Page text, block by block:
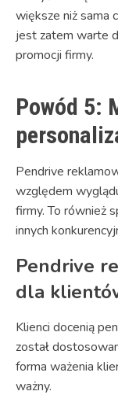
większe niż sama
jest zatem warte
promocji firmy.
Powód 5:
Pendrive
względem
firmy. To również
innych
Pendrive
dla
Klienci docenią
został
forma ważenia
ważny.